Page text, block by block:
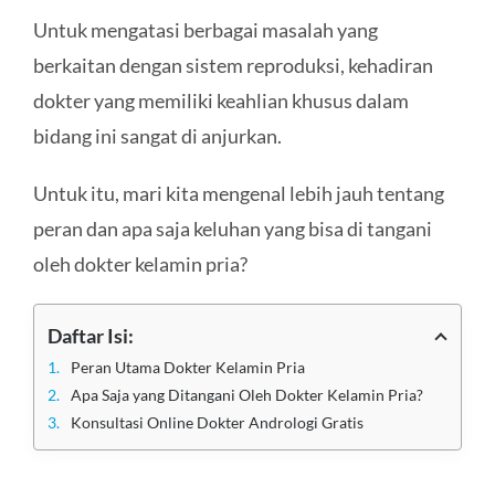
Untuk mengatasi berbagai masalah yang
berkaitan dengan sistem reproduksi, kehadiran
dokter yang memiliki keahlian khusus dalam
bidang ini sangat di anjurkan.
Untuk itu, mari kita mengenal lebih jauh tentang
peran dan apa saja keluhan yang bisa di tangani
oleh dokter kelamin pria?
Daftar Isi:
Peran Utama Dokter Kelamin Pria
Apa Saja yang Ditangani Oleh Dokter Kelamin Pria?
Konsultasi Online Dokter Andrologi Gratis